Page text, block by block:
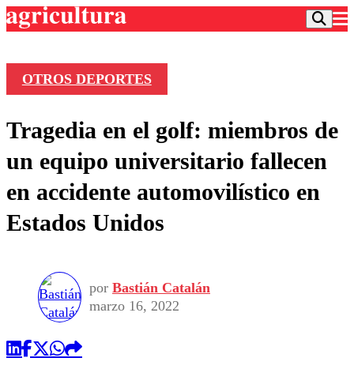
Frecuencias
Agricultura TV
Deportes
Colo Colo
Motor
Torneo Internacional
Torneo Nacional
Entretención
Noticias
Internacional
Nacional
Vida Social
Programas
Comercial
OTROS DEPORTES
Tragedia en el golf: miembros de
un equipo universitario fallecen
en accidente automovilístico en
Estados Unidos
por Bastián Catalán
marzo 16, 2022